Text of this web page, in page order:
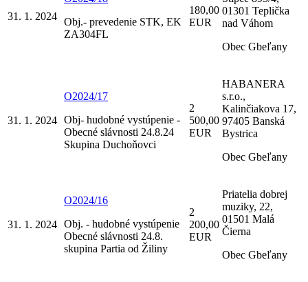
31. 1. 2024 Obj.- prevedenie STK, EK
ZA304FL
180,00
EUR
01301 Teplička
nad Váhom
Obec Gbeľany
31. 1. 2024
O2024/17
Obj- hudobné vystúpenie -
Obecné slávnosti 24.8.24
Skupina Duchoňovci
2
500,00
EUR
HABANERA
s.r.o.,
Kalinčiakova 17,
97405 Banská
Bystrica
Obec Gbeľany
31. 1. 2024
O2024/16
Obj. - hudobné vystúpenie
Obecné slávnosti 24.8.
skupina Partia od Žiliny
2
200,00
EUR
Priatelia dobrej
muziky, 22,
01501 Malá
Čierna
Obec Gbeľany